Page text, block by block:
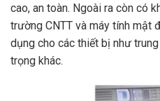
cao, an toàn. Ngoài ra còn có
trường CNTT và máy tính mật
dụng cho các thiết bị như
trọng khác.